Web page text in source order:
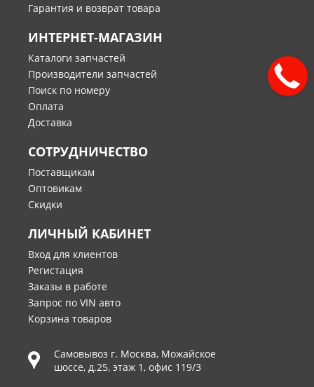
Гарантия и возврат товара
ИНТЕРНЕТ-МАГАЗИН
Каталоги запчастей
Производители запчастей
Поиск по номеру
Оплата
Доставка
СОТРУДНИЧЕСТВО
Поставщикам
Оптовикам
Скидки
ЛИЧНЫЙ КАБИНЕТ
Вход для клиентов
Регистация
Заказы в работе
Запрос по VIN авто
Корзина товаров
Самовывоз г. Москва, Можайское
шоссе, д.25, этаж 1, офис 119/3